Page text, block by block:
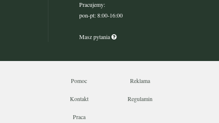
Pracujemy:
pon-pt: 8:00-16:00
Masz pytania
Pomoc Reklama
Kontakt Regulamin
Praca